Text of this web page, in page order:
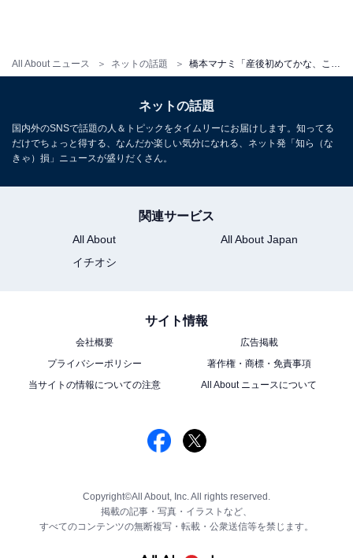
All About ニュース ネットの話題
ネットの話題
国内外のSNSで話題の人＆トピックをタイムリーにお届けします。知ってる
だけでちょっと得する、なんだか楽しい気分になれる、ネット発「知ら（な
きゃ）損」ニュースが盛りだくさん。
関連サービス
All About
All About Japan
イチオシ
サイト情報
会社概要
広告掲載
プライバシーポリシー
著作権・商標・免責事項
当サイトの情報についての注意
All About ニュースについて
Copyright©All About, Inc. All rights reserved.
掲載の記事・写真・イラストなど、
すべてのコンテンツの無断複写・転載・公衆送信等を禁じます。